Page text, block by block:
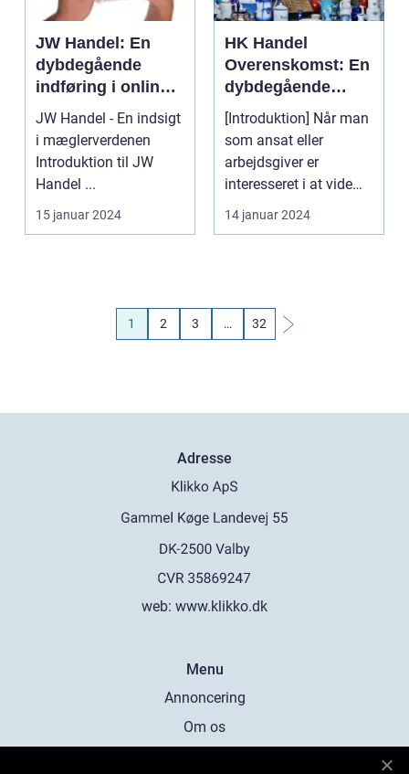
JW Handel: En
dybdegående
indføring i online
handelsverdenen
JW Handel - En indsigt
i mæglerverdenen
Introduktion til JW
Handel ...
15 januar 2024
HK Handel
Overenskomst: En
dybdegående
analyse af
arbejdsvilkår og
udvikling gennem
tiden
[Introduktion] Når man
som ansat eller
arbejdsgiver er
interesseret i at vide
mere om HK Handel
Over...
14 januar 2024
1 2 3 … 32
Adresse
web: www.klikko.dk
Menu
Annoncering
Om os